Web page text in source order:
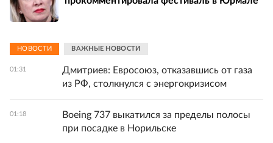
НОВОСТИ ВАЖНЫЕ НОВОСТИ
01:31
Дмитриев: Евросоюз, отказавшись от газа
из РФ, столкнулся с энергокризисом
01:18
Boeing 737 выкатился за пределы полосы
при посадке в Норильске